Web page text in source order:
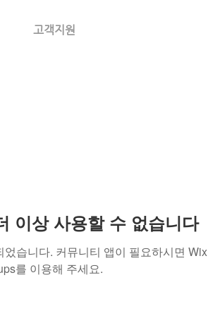
고객지원
이상 사용할 수 없습니다
습니다. 커뮤니티 앱이 필요하시면 Wix
를 이용해 주세요.